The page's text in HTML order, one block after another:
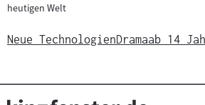
heutigen Welt
Neue TechnologienDramaab 14